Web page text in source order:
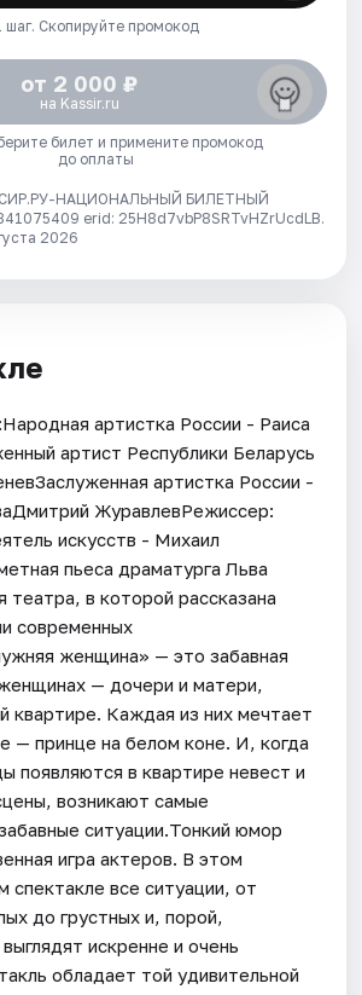
шаг. Скопируйте промокод
от 2 000 ₽
на Kassir.ru
билет и примените промокод
до оплаты
НАЦИОНАЛЬНЫЙ БИЛЕТНЫЙ
erid: 25H8d7vbP8SRTvHZrUcdLB.
2026
артистка России - Раиса
артист Республики Беларусь
артистка России -
ЖуравлевРежиссер:
искусств - Михаил
пьеса драматурга Льва
театра, в которой рассказана
современных
женщина» — это забавная
— дочери и матери,
квартире. Каждая из них мечтает
— принце на белом коне. И, когда
появляются в квартире невест и
возникают самые
ситуации.Тонкий юмор
игра актеров. В этом
спектакле все ситуации, от
до грустных и, порой,
искренне и очень
обладает той удивительной